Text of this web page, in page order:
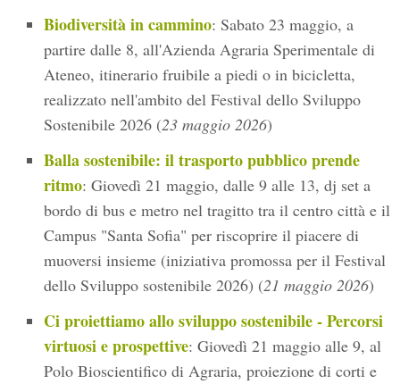
Biodiversità in cammino: Sabato 23 maggio, a
partire dalle 8, all'Azienda Agraria Sperimentale di
Ateneo, itinerario fruibile a piedi o in bicicletta,
realizzato nell'ambito del Festival dello Sviluppo
Sostenibile 2026 (23 maggio 2026)
Balla sostenibile: il trasporto pubblico prende
ritmo: Giovedì 21 maggio, dalle 9 alle 13, dj set a
bordo di bus e metro nel tragitto tra il centro città e il
Campus "Santa Sofia" per riscoprire il piacere di
muoversi insieme (iniziativa promossa per il Festival
dello Sviluppo sostenibile 2026) (21 maggio 2026)
Ci proiettiamo allo sviluppo sostenibile - Percorsi
virtuosi e prospettive: Giovedì 21 maggio alle 9, al
Polo Bioscientifico di Agraria, proiezione di corti e